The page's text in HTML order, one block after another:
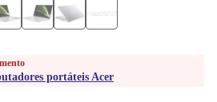
portáteis Acer